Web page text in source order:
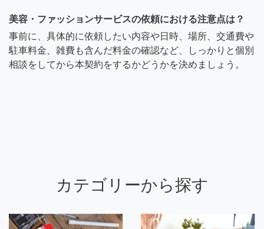
美容・ファッションサービスの依頼における注意点は？
事前に、具体的に依頼したい内容や日時、場所、交通費や
駐車料金、雑費も含んだ料金の確認など、しっかりと個別
相談をしてから本契約をするかどうかを決めましょう。
カテゴリーから探す